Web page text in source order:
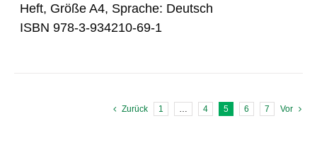
Heft, Größe A4, Sprache: Deutsch
ISBN 978-3-934210-69-1
Zurück 1 4 5 6 7 Vor